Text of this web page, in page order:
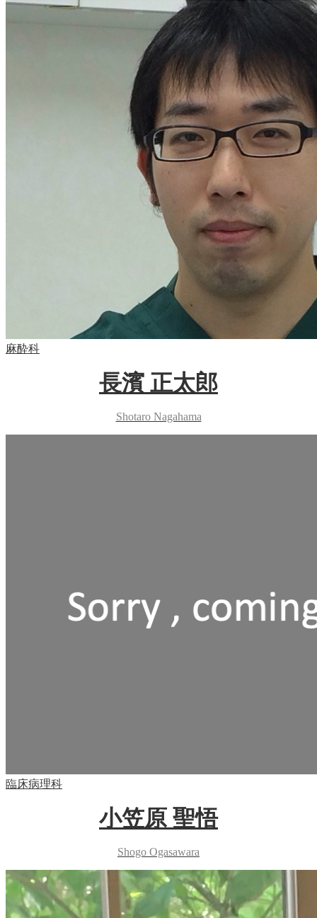
麻酔科
長濱 正太郎
Shotaro Nagahama
臨床病理科
小笠原 聖悟
Shogo Ogasawara